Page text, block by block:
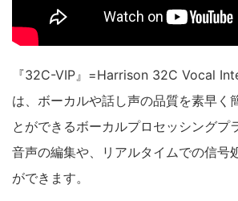
『32C-VIP』=Harrison 32C Vocal
は、ボーカルや話し声の品質を素早く
とができるボーカルプロセッシングプ
音声の編集や、リアルタイムでの信号
ができます。